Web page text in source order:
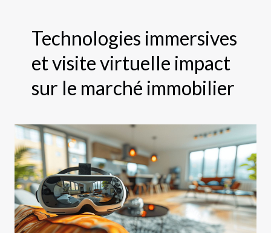
Technologies immersives
et visite virtuelle impact
sur le marché immobilier